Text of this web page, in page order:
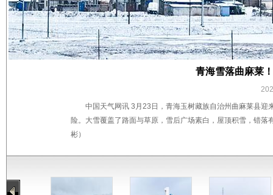
青海雪落曲麻莱
中国天气网讯 3月23日，青海玉树藏族自治州曲麻莱县
险。大雪覆盖了路面与草原，雪后广场素白，屋顶积雪，错落
彬）